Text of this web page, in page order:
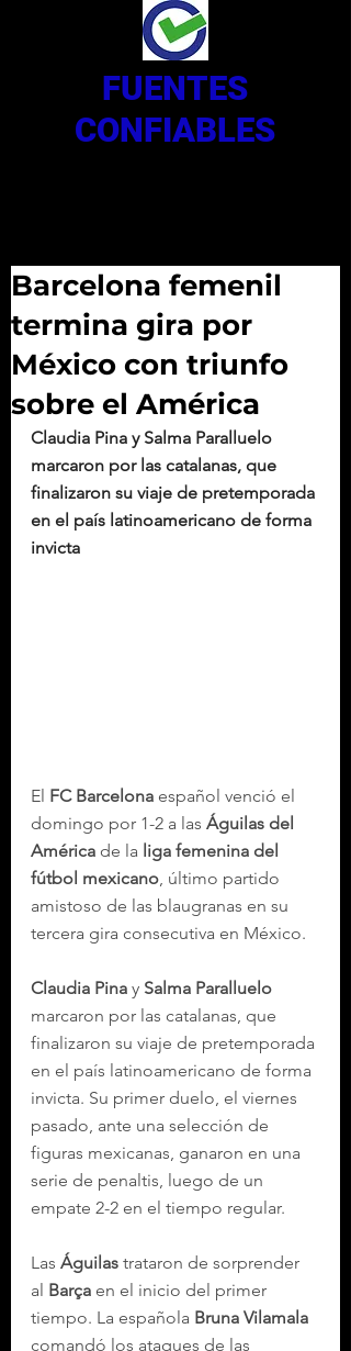
FUENTES
CONFIABLES
Barcelona femenil
termina gira por
México con triunfo
sobre el América
Claudia Pina y Salma Paralluelo
marcaron por las catalanas, que
finalizaron su viaje de pretemporada
en el país latinoamericano de forma
invicta
El FC Barcelona español venció el
domingo por 1-2 a las Águilas del
América de la liga femenina del
fútbol mexicano, último partido
amistoso de las blaugranas en su
tercera gira consecutiva en México.
Claudia Pina y Salma Paralluelo
marcaron por las catalanas, que
finalizaron su viaje de pretemporada
en el país latinoamericano de forma
invicta. Su primer duelo, el viernes
pasado, ante una selección de
figuras mexicanas, ganaron en una
serie de penaltis, luego de un
empate 2-2 en el tiempo regular.
Las Águilas trataron de sorprender
al Barça en el inicio del primer
tiempo. La española Bruna Vilamala
comandó los ataques de las